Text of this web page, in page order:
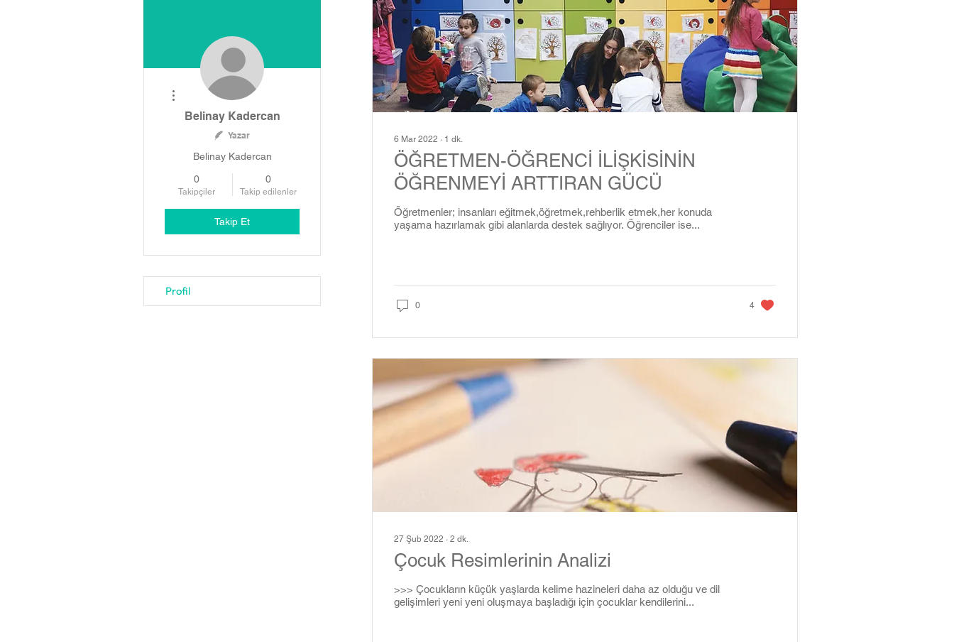
6 Mar 2022 ∙ 1 dk.
ÖĞRETMEN-ÖĞRENCİ İLİŞKİSİNİN
ÖĞRENMEYİ ARTTIRAN GÜCÜ
Öğretmenler; insanları eğitmek,öğretmek,rehberlik etmek,her konuda
yaşama hazırlamak gibi alanlarda destek sağlıyor. Öğrenciler ise...
0 4
27 Şub 2022 ∙ 2 dk.
Çocuk Resimlerinin Analizi
>>> Çocukların küçük yaşlarda kelime hazineleri daha az olduğu ve dil
gelişimleri yeni yeni oluşmaya başladığı için çocuklar kendilerini...
Belinay Kadercan
Yazar
Belinay Kadercan
0
Takipçiler
0
Takip edilenler
Takip Et
Diğer Eylemler
Profil